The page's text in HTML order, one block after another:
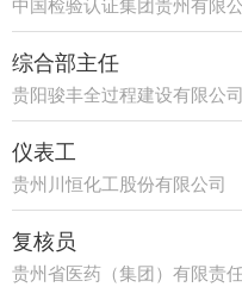
中国检验认证集团贵州有限
综合部主任
贵阳骏丰全过程建设有限公司
仪表工
贵州川恒化工股份有限公司
复核员
贵州省医药（集团）有限责